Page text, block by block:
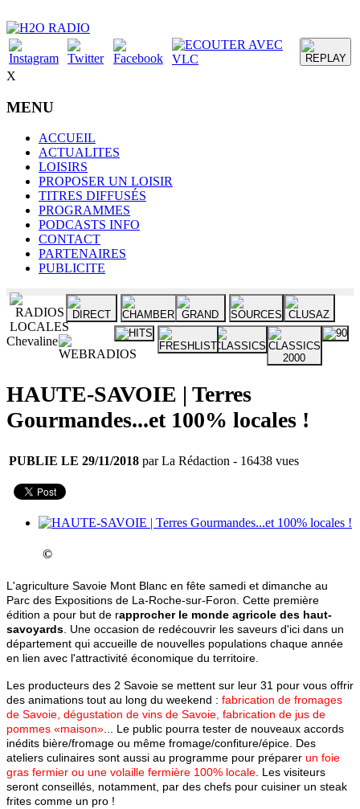
X
MENU
ACCUEIL
ACTUALITES
LOISIRS
PROPOSER UN LOISIR
TITRES DIFFUSÉS
PROGRAMMES
PODCASTS INFO
CONTACT
PARTENAIRES
PUBLICITE
Chevaline
HAUTE-SAVOIE | Terres
Gourmandes...et 100% locales !
PUBLIE LE 29/11/2018 par La Rédaction - 16438 vues
©
L'agriculture Savoie Mont Blanc en fête samedi et dimanche au
Parc des Expositions de La-Roche-sur-Foron. Cette première
édition a pour but de rapprocher le monde agricole des haut-
savoyards. Une occasion de redécouvrir les saveurs d'ici dans un
département qui accueille de nouvelles populations chaque année
en lien avec l'attractivité économique du territoire.
Les producteurs des 2 Savoie se mettent sur leur 31 pour vous offrir
des animations tout au long du weekend : fabrication de fromages
de Savoie, dégustation de vins de Savoie, fabrication de jus de
pommes «maison»... Le public pourra tester de nouveaux accords
inédits bière/fromage ou même fromage/confiture/épice. Des
ateliers culinaires sont aussi au programme pour préparer un foie
gras fermier ou une volaille fermière 100% locale. Les visiteurs
seront conseillés, notamment, par des chefs pour cuisiner un steak
frites comme un pro !